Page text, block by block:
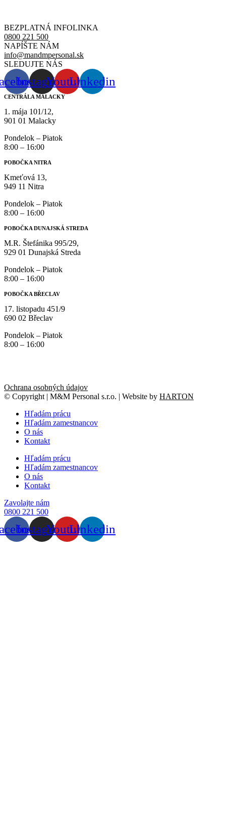
BEZPLATNÁ INFOLINKA
0800 221 500
NAPÍŠTE NÁM
info@mandmpersonal.sk
SLEDUJTE NÁS
InstagramYoutubeLinkedin
CENTRÁLA MALACKY
1. mája 101/12,
901 01 Malacky
Pondelok – Piatok
8:00 – 16:00
POBOČKA NITRA
Kmeťová 13,
949 11 Nitra
Pondelok – Piatok
8:00 – 16:00
POBOČKA DUNAJSKÁ STREDA
M.R. Štefánika 995/29,
929 01 Dunajská Streda
Pondelok – Piatok
8:00 – 16:00
POBOČKA BŘECLAV
17. listopadu 451/9
690 02 Břeclav
Pondelok – Piatok
8:00 – 16:00
Ochrana osobných údajov
© Copyright | M&M Personal s.r.o. | Website by HARTON
Hľadám prácu
Hľadám zamestnancov
O nás
Kontakt
Hľadám prácu
Hľadám zamestnancov
O nás
Kontakt
Zavolajte nám
0800 221 500
InstagramYoutubeLinkedin